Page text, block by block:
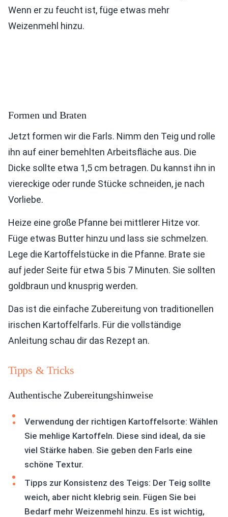
Wenn er zu feucht ist, füge etwas mehr
Weizenmehl hinzu.
Formen und Braten
Jetzt formen wir die Farls. Nimm den Teig und rolle
ihn auf einer bemehlten Arbeitsfläche aus. Die
Dicke sollte etwa 1,5 cm betragen. Du kannst ihn in
viereckige oder runde Stücke schneiden, je nach
Vorliebe.
Heize eine große Pfanne bei mittlerer Hitze vor.
Füge etwas Butter hinzu und lass sie schmelzen.
Lege die Kartoffelstücke in die Pfanne. Brate sie
auf jeder Seite für etwa 5 bis 7 Minuten. Sie sollten
goldbraun und knusprig werden.
Das ist die einfache Zubereitung von traditionellen
irischen Kartoffelfarls. Für die vollständige
Anleitung schau dir das Rezept an.
Tipps & Tricks
Authentische Zubereitungshinweise
Verwendung der richtigen Kartoffelsorte: Wählen
Sie mehlige Kartoffeln. Diese sind ideal, da sie
viel Stärke haben. Sie geben den Farls eine
schöne Textur.
Tipps zur Konsistenz des Teigs: Der Teig sollte
weich, aber nicht klebrig sein. Fügen Sie bei
Bedarf mehr Weizenmehl hinzu. Es ist wichtig,